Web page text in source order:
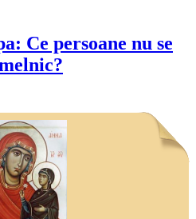
Ce persoane nu se